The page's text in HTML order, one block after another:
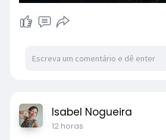
Isabel Nogueira
12 horas